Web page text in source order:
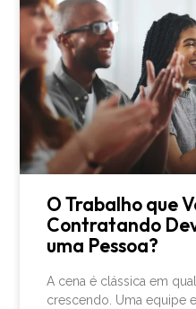
O Trabalho que
Contratando
uma Pessoa?
A cena é clássica em
crescendo. Uma equipe